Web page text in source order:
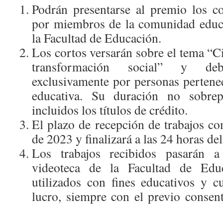
Podrán presentarse al premio los
por miembros de la comunidad
la Facultad de Educación.
Los cortos versarán sobre el tema
transformación social” y
exclusivamente por personas
educativa. Su duración no
incluidos los títulos de crédito.
El plazo de recepción de trabajos
de 2023 y finalizará a las 24 horas
Los trabajos recibidos pasarán
videoteca de la Facultad de
utilizados con fines educativos y
lucro, siempre con el previo